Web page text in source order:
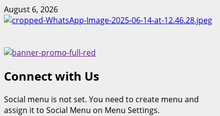
August 6, 2026
Connect with Us
Social menu is not set. You need to create menu and
assign it to Social Menu on Menu Settings.